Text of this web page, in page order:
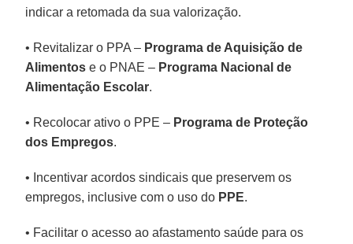
indicar a retomada da sua valorização.
• Revitalizar o PPA – Programa de Aquisição de
Alimentos e o PNAE – Programa Nacional de
Alimentação Escolar.
• Recolocar ativo o PPE – Programa de Proteção
dos Empregos.
• Incentivar acordos sindicais que preservem os
empregos, inclusive com o uso do PPE.
• Facilitar o acesso ao afastamento saúde para os